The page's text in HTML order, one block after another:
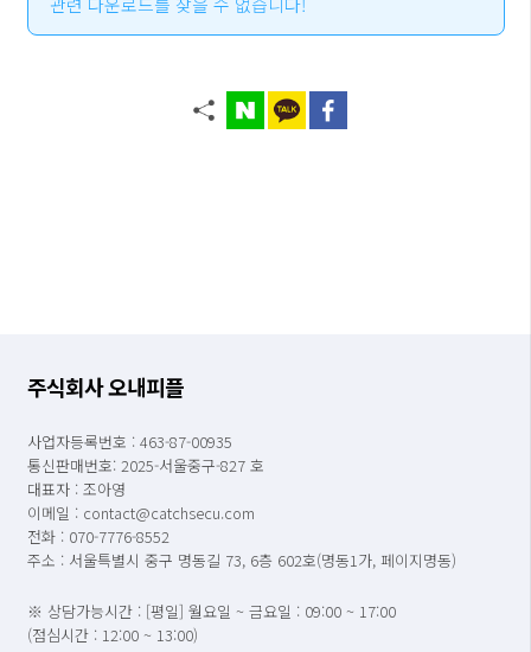
주식회사 오내피플
사업자등록번호 : 463-87-00935
통신판매번호: 2025-서울중구-827 호
대표자 : 조아영
이메일 : contact@catchsecu.com
전화 : 070-7776-8552
주소 : 서울특별시 중구 명동길 73, 6층 602호(명동1가, 페이지명동)
※ 상담가능시간 : [평일] 월요일 ~ 금요일 : 09:00 ~ 17:00
(점심시간 : 12:00 ~ 13:00)